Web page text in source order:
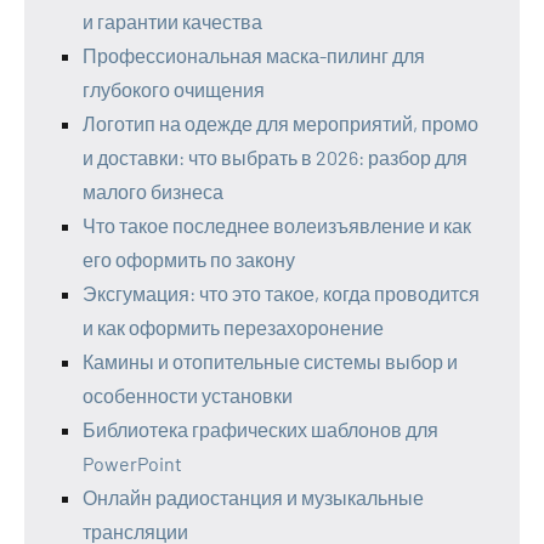
и гарантии качества
Профессиональная маска-пилинг для
глубокого очищения
Логотип на одежде для мероприятий, промо
и доставки: что выбрать в 2026: разбор для
малого бизнеса
Что такое последнее волеизъявление и как
его оформить по закону
Эксгумация: что это такое, когда проводится
и как оформить перезахоронение
Камины и отопительные системы выбор и
особенности установки
Библиотека графических шаблонов для
PowerPoint
Онлайн радиостанция и музыкальные
трансляции